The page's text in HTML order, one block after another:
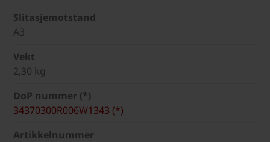
Slitasjemotstand
A3
Vekt
2,30 kg
DoP nummer (*)
34370300R006W1343 (*)
Artikkelnummer